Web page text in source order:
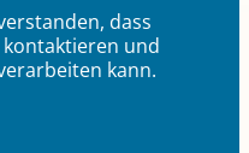
dass
und
kann.